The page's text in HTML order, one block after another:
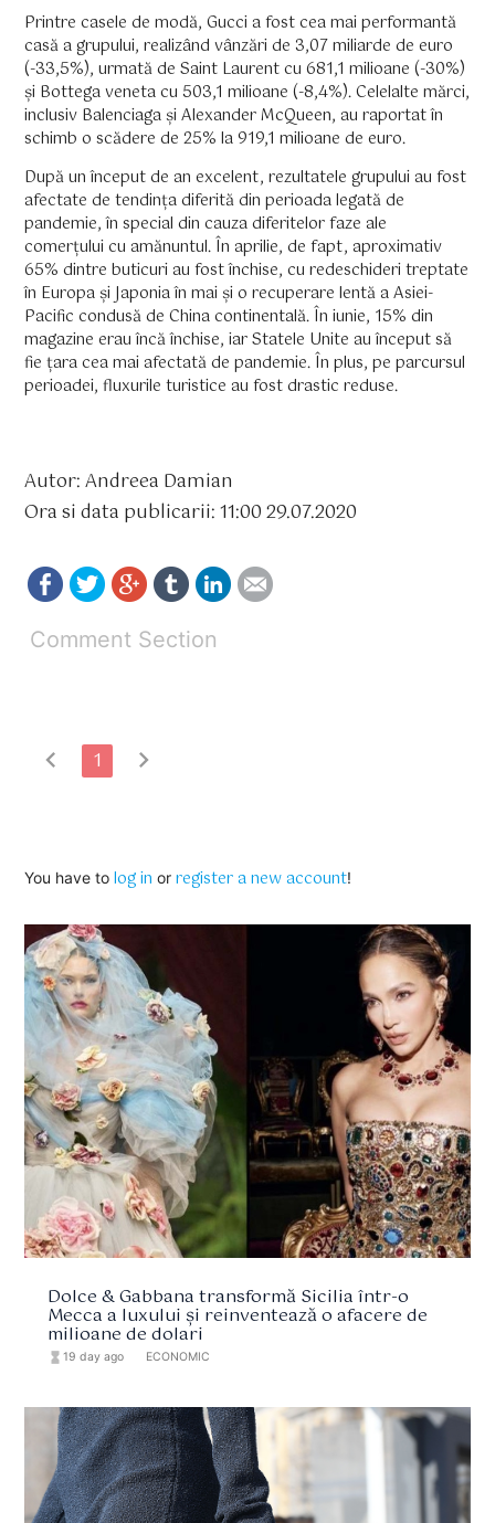
Printre casele de modă, Gucci a fost cea mai performantă
casă a grupului, realizând vânzări de 3,07 miliarde de euro
(-33,5%), urmată de Saint Laurent cu 681,1 milioane (-30%)
și Bottega veneta cu 503,1 milioane (-8,4%). Celelalte mărci,
inclusiv Balenciaga și Alexander McQueen, au raportat în
schimb o scădere de 25% la 919,1 milioane de euro.
După un început de an excelent, rezultatele grupului au fost
afectate de tendința diferită din perioada legată de
pandemie, în special din cauza diferitelor faze ale
comerțului cu amănuntul. În aprilie, de fapt, aproximativ
65% dintre buticuri au fost închise, cu redeschideri treptate
în Europa și Japonia în mai și o recuperare lentă a Asiei-
Pacific condusă de China continentală. În iunie, 15% din
magazine erau încă închise, iar Statele Unite au început să
fie țara cea mai afectată de pandemie. În plus, pe parcursul
perioadei, fluxurile turistice au fost drastic reduse.
Autor: Andreea Damian
Ora si data publicarii: 11:00 29.07.2020
Comment Section
chevron_left 1 chevron_right
You have tolog in orregister a new account!
Dolce & Gabbana transformă Sicilia într-o
Mecca a luxului și reinventează o afacere de
milioane de dolari
hourglass_full 19 day ago ECONOMIC